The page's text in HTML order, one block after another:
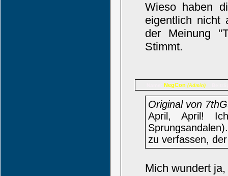
Wieso haben
eigentlich nicht
der Meinung
Stimmt.
NegCon (Admin)
Original von
April, April!
zu verfassen,
Mich wundert